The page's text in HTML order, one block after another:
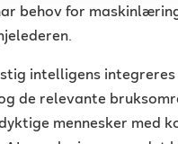
behov for
intelligens
de relevante
mennesker med